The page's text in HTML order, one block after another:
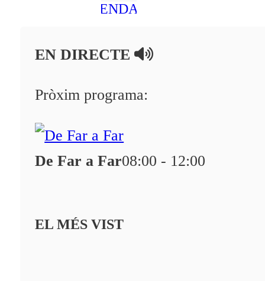
AGENDA
A la Carta
Programació
Fes-te'n soci!
EN DIRECTE
Pròxim programa:
De Far a Far08:00 - 12:00
EL MÉS VIST